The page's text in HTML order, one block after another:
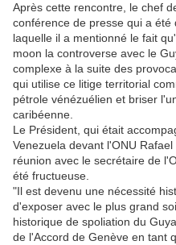
Après cette rencontre, le chef
conférence de presse qui a
laquelle il a mentionné le fait
moon la controverse avec le
complexe à la suite des
qui utilise ce litige territorial
pétrole vénézuélien et briser
caribéenne.
Le Président, qui était
Venezuela devant l'ONU
réunion avec le secrétaire de
été fructueuse.
"Il est devenu une nécessité
d'exposer avec le plus grand
historique de spoliation du
de l'Accord de Genève en tant